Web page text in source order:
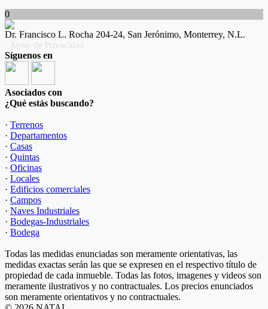
0
Dr. Francisco L. Rocha 204-24, San Jerónimo, Monterrey, N.L.
· Aviso de Privacidad
Síguenos en
Asociados con
¿Qué estás buscando?
· Terrenos
· Departamentos
· Casas
· Quintas
· Oficinas
· Locales
· Edificios comerciales
· Campos
· Naves Industriales
· Bodegas-Industriales
· Bodega
Todas las medidas enunciadas son meramente orientativas, las
medidas exactas serán las que se expresen en el respectivo título de
propiedad de cada inmueble. Todas las fotos, imagenes y videos son
meramente ilustrativos y no contractuales. Los precios enunciados
son meramente orientativos y no contractuales.